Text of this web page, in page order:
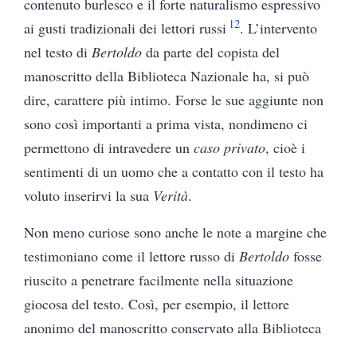
contenuto burlesco e il forte naturalismo espressivo
ai gusti tradizionali dei lettori russi 12. L’intervento
nel testo di Bertoldo da parte del copista del
manoscritto della Biblioteca Nazionale ha, si può
dire, carattere più intimo. Forse le sue aggiunte non
sono così importanti a prima vista, nondimeno ci
permettono di intravedere un caso privato, cioè i
sentimenti di un uomo che a contatto con il testo ha
voluto inserirvi la sua Verità.
Non meno curiose sono anche le note a margine che
testimoniano come il lettore russo di Bertoldo fosse
riuscito a penetrare facilmente nella situazione
giocosa del testo. Così, per esempio, il lettore
anonimo del manoscritto conservato alla Biblioteca